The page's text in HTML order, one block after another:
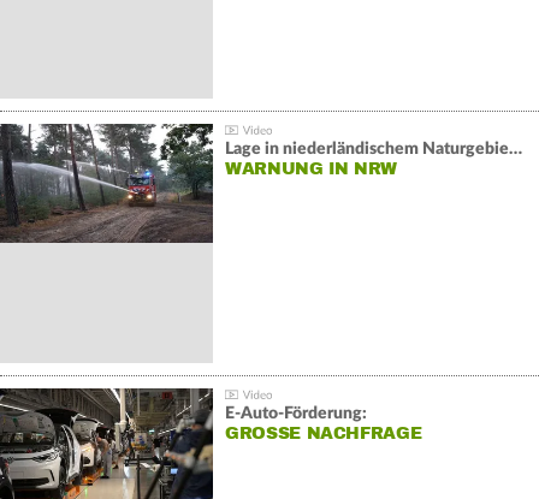
Lage in niederländischem Naturgebiet stabil
WARNUNG IN NRW
E-Auto-Förderung:
GROSSE NACHFRAGE